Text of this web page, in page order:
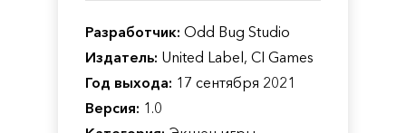
Разработчик: Odd Bug Studio
Издатель: United Label, CI Games
Год выхода: 17 сентября 2021
Версия: 1.0